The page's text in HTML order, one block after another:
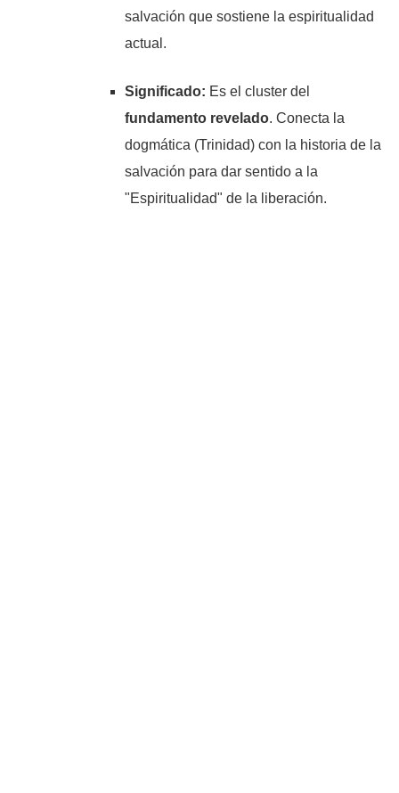
salvación que sostiene la espiritualidad
actual.
Significado: Es el cluster del
fundamento revelado. Conecta la
dogmática (Trinidad) con la historia de la
salvación para dar sentido a la
"Espiritualidad" de la liberación.